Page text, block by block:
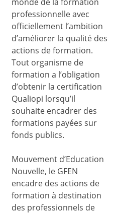
monde de la formation
professionnelle avec
officiellement l’ambition
d’améliorer la qualité des
actions de formation.
Tout organisme de
formation a l’obligation
d’obtenir la certification
Qualiopi lorsqu’il
souhaite encadrer des
formations payées sur
fonds publics.
Mouvement d’Education
Nouvelle, le GFEN
encadre des actions de
formation à destination
des professionnels de